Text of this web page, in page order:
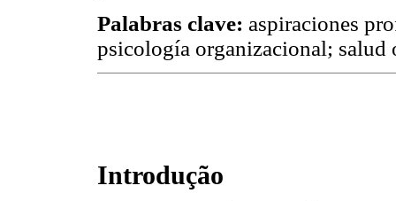
Palabras clave: aspiraciones
psicología organizacional; salud
Introdução